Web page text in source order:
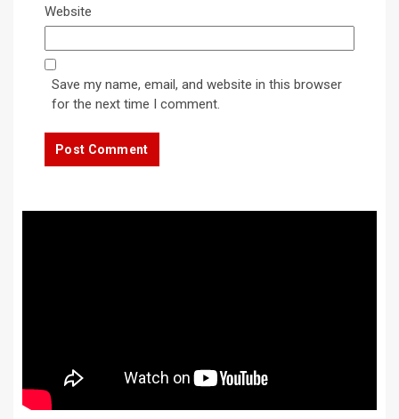
Website
Save my name, email, and website in this browser
for the next time I comment.